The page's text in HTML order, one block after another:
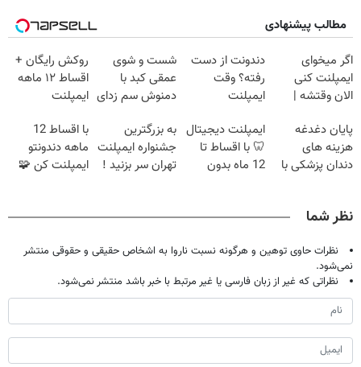
مطالب پیشنهادی
اگر میخوای
ایمپلنت کنی
الان وقتشه |
میلیون تومان!!!
دندونت از دست
رفته؟ وقت
ایمپلنت
شست و شوی
عمقی کبد با
دمنوش سم زدای
روکش رایگان +
اقساط ۱۲ ماهه
ایمپلنت
پایان دغدغه
هزینه های
دندان پزشکی با
ایمپلنت دیجیتال
🦷 با اقساط تا
12 ماه بدون
به بزرگترین
جشنواره ایمپلنت
تهران سر بزنید !
با اقساط 12
ماهه دندونتو
ایمپلنت کن 🧩
نظر شما
نظرات حاوی توهین و هرگونه نسبت ناروا به اشخاص حقیقی و حقوقی منتشر
نمی‌شود.
نظراتی که غیر از زبان فارسی یا غیر مرتبط با خبر باشد منتشر نمی‌شود.